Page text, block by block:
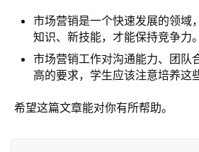
市场营销是一个快速发展的领域
知识、新技能，才能保持竞争力。
市场营销工作对沟通能力、团队
高的要求，学生应该注意培养这
希望这篇文章能对你有所帮助。